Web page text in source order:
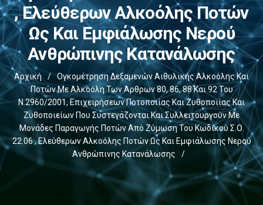
, Ελεύθερων Αλκοόλης Ποτών
Ως Και Εμφιάλωσης Νερού
Ανθρώπινης Κατανάλωσης
Αρχική /
Ογκομέτρηση Δεξαμενών Αιθυλικής Αλκοόλης Και
Ποτών Με Αλκοόλη Των Άρθρων 80, 86, 88 Και 92 Του
Ν.2960/2001, Επιχειρήσεων Ποτοποιίας Και Ζυθοποιίας Και
Ζυθοποιείων Που Συστεγάζονται Και Συλλειτουργούν Με
Μονάδες Παραγωγής Ποτών Από Ζύμωση Του Κωδικού Σ.Ο.
22.06 , Ελεύθερων Αλκοόλης Ποτών Ως Και Εμφιάλωσης Νερού
Ανθρώπινης Κατανάλωσης
/